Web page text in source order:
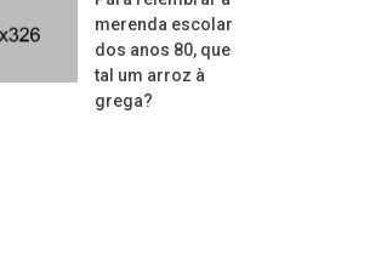
merenda escolar
dos anos 80, que
tal um arroz à
grega?